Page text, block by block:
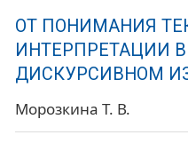
ОТ ПОНИМАНИЯ
ИНТЕРПРЕТАЦИИ
ДИСКУРСИВНОМ
Морозкина Т. В.